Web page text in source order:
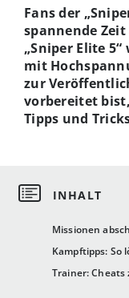
Missionen
Kampftipps: So
Trainer: Cheats
Fans der
spannende Zeit
„Sniper Elite
mit
zur
vorbereitet
Tipps und